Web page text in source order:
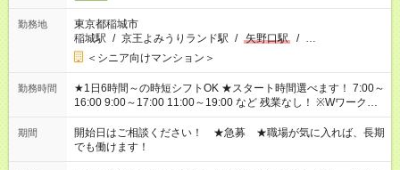
勤務地
東京都稲城市
稲城駅 / 京王よみうりランド駅 / 矢野口駅 / …
＜シニア向けマンション＞
勤務時間
★1日6時間～の時短シフトOK ★スタート時間選べます！ 7:00～
16:00 9:00～17:00 11:00～19:00 など 残業なし！ ※Wワークの
場合、他のお仕事と合わせ週40時間超の就業はご案内できませ
ん ※法令に基づき、週20時間以上勤務は社会保険への加入対象
となります ※労働者派遣法（日雇い派遣の原則禁止）により、
短時間・短期間の就業はご案内が難しい場合があります
期間
開始日はご相談ください！ ★急募 ★職場が気に入れば、長期
でも働けます！